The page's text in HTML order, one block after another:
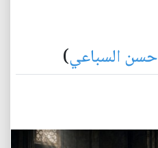
حسن السباعي)